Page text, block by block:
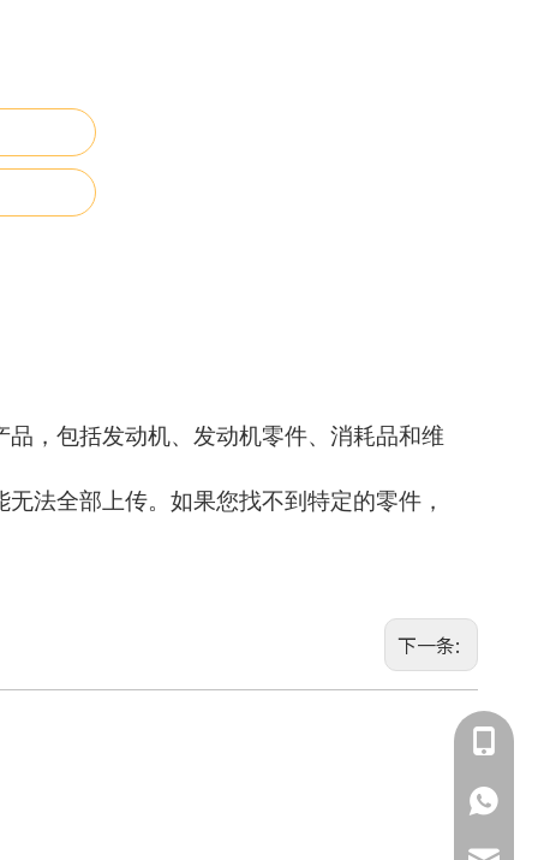
品，包括发动机、发动机零件、消耗品和维
法全部上传。如果您找不到特定的零件，
下一条: